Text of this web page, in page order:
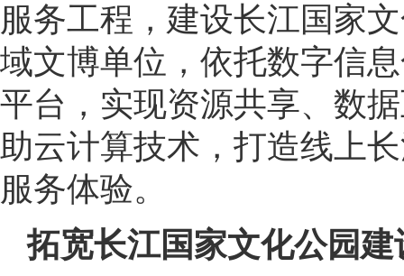
服务工程，建设长江国家
域文博单位，依托数字信
平台，实现资源共享、数
助云计算技术，打造线上
服务体验。
拓宽长江国家文化公园